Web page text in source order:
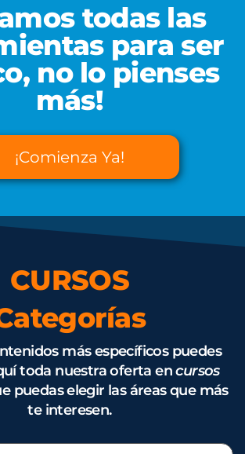
todas las
para ser
no lo pienses
más!
¡Comienza Ya!
CURSOS
más específicos puedes
toda nuestra oferta encursos
puedas elegir las áreas que más
te interesen.